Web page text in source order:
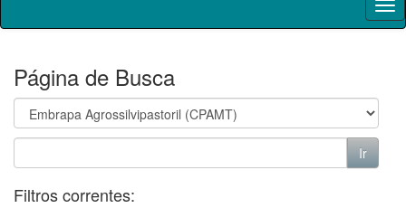
Página de Busca
Filtros correntes: